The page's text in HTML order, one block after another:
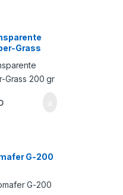
Grass
G-200